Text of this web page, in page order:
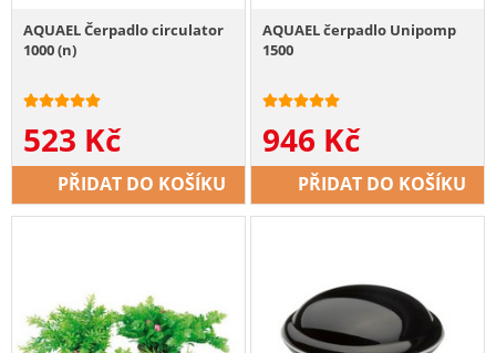
AQUAEL Čerpadlo circulator
1000 (n)
523 Kč
PŘIDAT DO KOŠÍKU
AQUAEL čerpadlo Unipomp
1500
946 Kč
PŘIDAT DO KOŠÍKU